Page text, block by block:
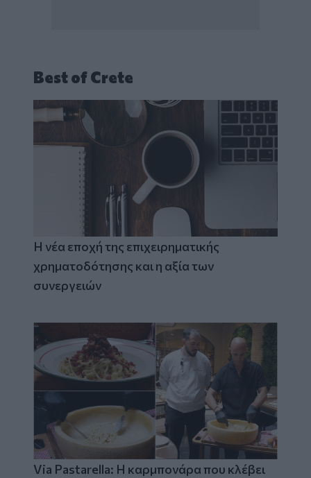
Best of Crete
Η νέα εποχή της επιχειρηματικής
χρηματοδότησης και η αξία των
συνεργειών
Via Pastarella: Η καρμπονάρα που κλέβει